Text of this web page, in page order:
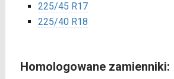
225/45 R17
225/40 R18
Homologowane zamienniki: